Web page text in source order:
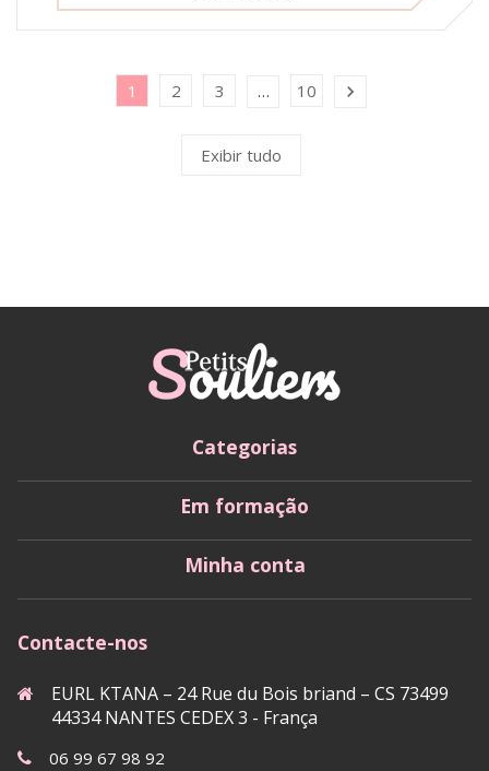
1 2 3 … 10 
Exibir tudo
Categorias
Em formação
Minha conta
Contacte-nos
EURL KTANA – 24 Rue du Bois briand – CS 73499
44334 NANTES CEDEX 3 - França
06 99 67 98 92